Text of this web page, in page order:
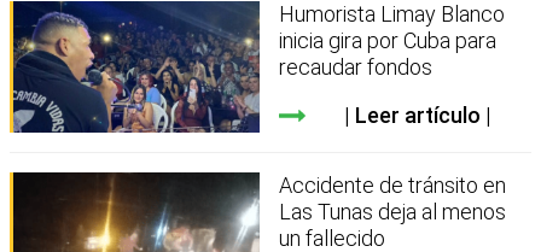
Humorista Limay Blanco
inicia gira por Cuba para
recaudar fondos
Leer artículo
Accidente de tránsito en
Las Tunas deja al menos
un fallecido